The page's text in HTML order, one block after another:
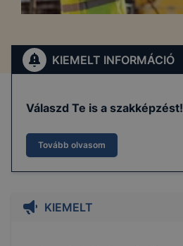
KIEMELT INFORMÁCIÓ
Válaszd Te is a szakképzést!
Tovább olvasom
KIEMELT